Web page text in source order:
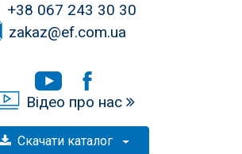
+38 067 243 30 30
zakaz@ef.com.ua
Відео про нас
Скачати каталог